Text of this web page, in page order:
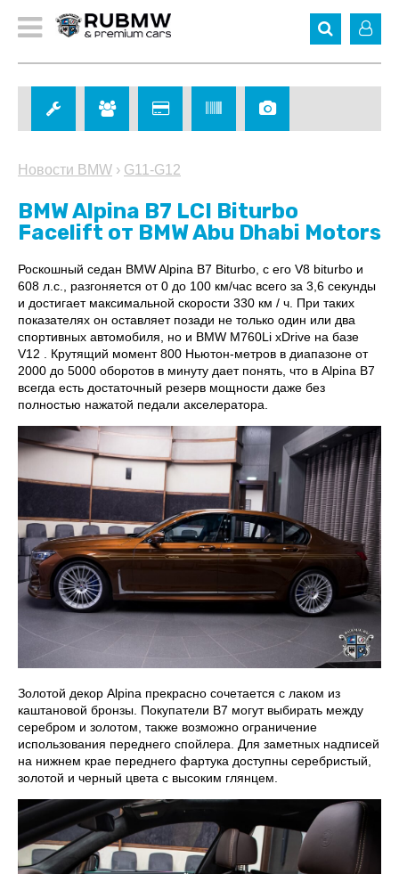
Новости BMW › G11-G12
BMW Alpina B7 LCI Biturbo
Facelift от BMW Abu Dhabi Motors
Роскошный седан BMW Alpina B7 Biturbo, с его V8 biturbo и
608 л.с., разгоняется от 0 до 100 км/час всего за 3,6 секунды
и достигает максимальной скорости 330 км / ч. При таких
показателях он оставляет позади не только один или два
спортивных автомобиля, но и BMW M760Li xDrive на базе
V12 . Крутящий момент 800 Ньютон-метров в диапазоне от
2000 до 5000 оборотов в минуту дает понять, что в Alpina B7
всегда есть достаточный резерв мощности даже без
полностью нажатой педали акселератора.
Золотой декор Alpina прекрасно сочетается с лаком из
каштановой бронзы. Покупатели B7 могут выбирать между
серебром и золотом, также возможно ограничение
использования переднего спойлера. Для заметных надписей
на нижнем крае переднего фартука доступны серебристый,
золотой и черный цвета с высоким глянцем.